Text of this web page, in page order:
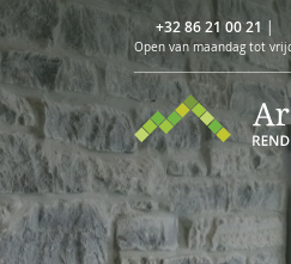
+32 86 21 00 21 |
Open van maandag tot